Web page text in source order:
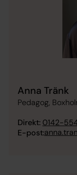
Anna Tränk
Pedagog,
Direkt: 0142-
E-post: